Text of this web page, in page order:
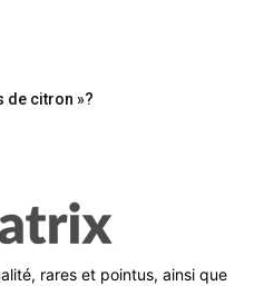
de citron »?
rares et pointus, ainsi que